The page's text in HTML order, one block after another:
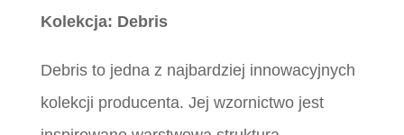
Kolekcja: Debris
Debris to jedna z najbardziej innowacyjnych
kolekcji producenta. Jej wzornictwo jest